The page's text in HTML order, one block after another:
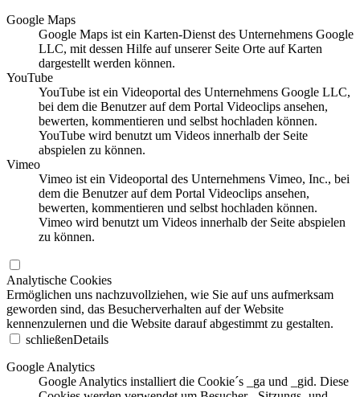
Google Maps
Google Maps ist ein Karten-Dienst des Unternehmens Google
LLC, mit dessen Hilfe auf unserer Seite Orte auf Karten
dargestellt werden können.
YouTube
YouTube ist ein Videoportal des Unternehmens Google LLC,
bei dem die Benutzer auf dem Portal Videoclips ansehen,
bewerten, kommentieren und selbst hochladen können.
YouTube wird benutzt um Videos innerhalb der Seite
abspielen zu können.
Vimeo
Vimeo ist ein Videoportal des Unternehmens Vimeo, Inc., bei
dem die Benutzer auf dem Portal Videoclips ansehen,
bewerten, kommentieren und selbst hochladen können.
Vimeo wird benutzt um Videos innerhalb der Seite abspielen
zu können.
Analytische Cookies
Ermöglichen uns nachzuvollziehen, wie Sie auf uns aufmerksam
geworden sind, das Besucherverhalten auf der Website
kennenzulernen und die Website darauf abgestimmt zu gestalten.
schließenDetails
Google Analytics
Google Analytics installiert die Cookie´s _ga und _gid. Diese